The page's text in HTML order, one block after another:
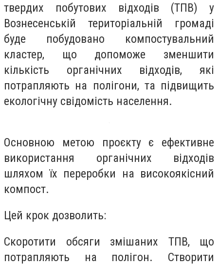
твердих побутових відходів (ТПВ) у
Вознесенській територіальній громаді
буде побудовано компостувальний
кластер, що допоможе зменшити
кількість органічних відходів, які
потрапляють на полігони, та підвищить
екологічну свідомість населення.
Основною метою проєкту є ефективне
використання органічних відходів
шляхом їх переробки на високоякісний
компост.
Цей крок дозволить:
Скоротити обсяги змішаних ТПВ, що
потрапляють на полігон. Створити